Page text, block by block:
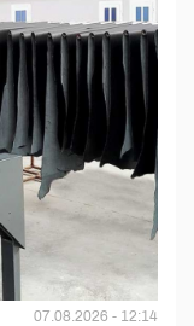
07.08.2026 - 12:14